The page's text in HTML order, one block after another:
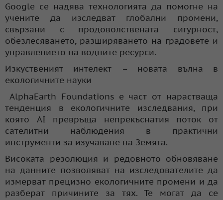
Google се надява технологията да помогне на
учените да изследват глобални промени,
свързани с продоволствената сигурност,
обезлесяването, разширяването на градовете и
управлението на водните ресурси.
Изкуственият интелект – новата вълна в
екологичните науки
AlphaEarth Foundations е част от нарастваща
тенденция в екологичните изследвания, при
която AI превръща непрекъснатия поток от
сателитни наблюдения в практични
инструменти за изучаване на Земята.
Високата резолюция и редовното обновяване
на данните позволяват на изследователите да
измерват прецизно екологичните промени и да
разберат причините за тях. Те могат да се